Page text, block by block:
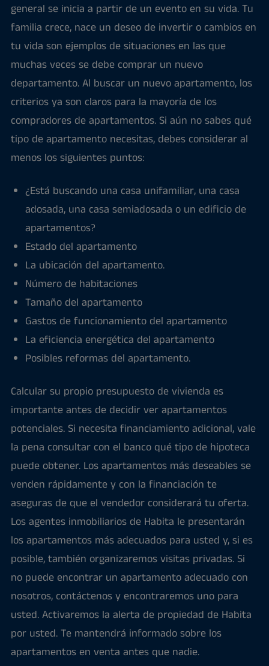
general se inicia a partir de un evento en su vida. Tu
familia crece, nace un deseo de invertir o cambios en
tu vida son ejemplos de situaciones en las que
muchas veces se debe comprar un nuevo
departamento. Al buscar un nuevo apartamento, los
criterios ya son claros para la mayoría de los
compradores de apartamentos. Si aún no sabes qué
tipo de apartamento necesitas, debes considerar al
menos los siguientes puntos:
¿Está buscando una casa unifamiliar, una casa
adosada, una casa semiadosada o un edificio de
apartamentos?
Estado del apartamento
La ubicación del apartamento.
Número de habitaciones
Tamaño del apartamento
Gastos de funcionamiento del apartamento
La eficiencia energética del apartamento
Posibles reformas del apartamento.
Calcular su propio presupuesto de vivienda es
importante antes de decidir ver apartamentos
potenciales. Si necesita financiamiento adicional, vale
la pena consultar con el banco qué tipo de hipoteca
puede obtener. Los apartamentos más deseables se
venden rápidamente y con la financiación te
aseguras de que el vendedor considerará tu oferta.
Los agentes inmobiliarios de Habita le presentarán
los apartamentos más adecuados para usted y, si es
posible, también organizaremos visitas privadas. Si
no puede encontrar un apartamento adecuado con
nosotros, contáctenos y encontraremos uno para
usted. Activaremos la alerta de propiedad de Habita
por usted. Te mantendrá informado sobre los
apartamentos en venta antes que nadie.